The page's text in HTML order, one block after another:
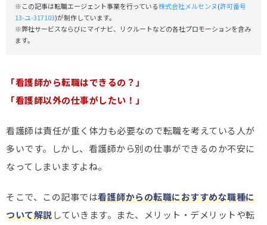
※この記事は転職エージェント事業を行っている株式会社メルセンヌ(許可番号
13-ユ-317103)が制作しています。
※弊社サービスならびにマイナビ、リクルートなどの各社プロモーションを含み
ます。
「看護師から転職はできるの？」
「看護師以外の仕事がしたい！」
看護師は責任が重く体力も必要なので転職を考えている人が
多いです。しかし、看護師から別の仕事ができるのか不安に
なってしまいますよね。
そこで、この記事では看護師からの転職におすすめな職種に
ついて解説していきます。また、メリット・デメリットや転